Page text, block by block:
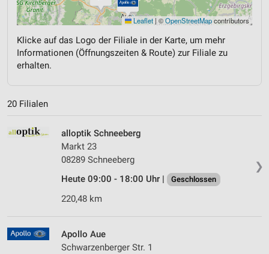
Leaflet | ©OpenStreetMapcontributors
Klicke auf das Logo der Filiale in der Karte, um mehr
Informationen (Öffnungszeiten & Route) zur Filiale zu
erhalten.
20 Filialen
❯
alloptik Schneeberg
Markt 23
08289 Schneeberg
Heute 09:00 - 18:00 Uhr |
Geschlossen
220,48 km
Apollo Aue
Schwarzenberger Str. 1